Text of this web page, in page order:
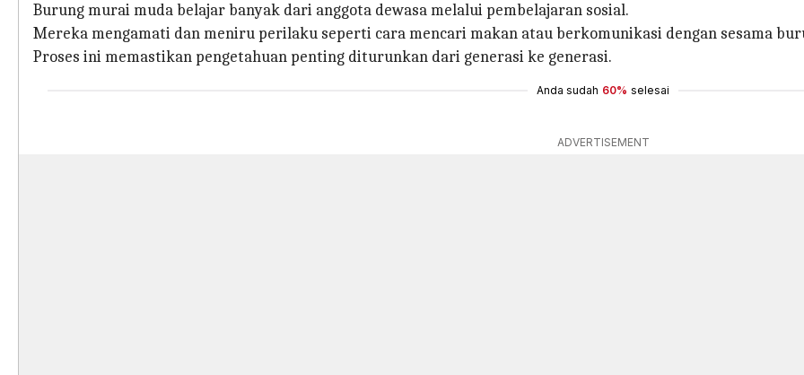
Burung murai muda belajar banyak dari anggota dewasa melalui pembelajaran sosial.
Mereka mengamati dan meniru perilaku seperti cara mencari makan atau berkomunikasi dengan sesama
Proses ini memastikan pengetahuan penting diturunkan dari generasi ke generasi.
Anda sudah 60% selesai
ADVERTISEMENT